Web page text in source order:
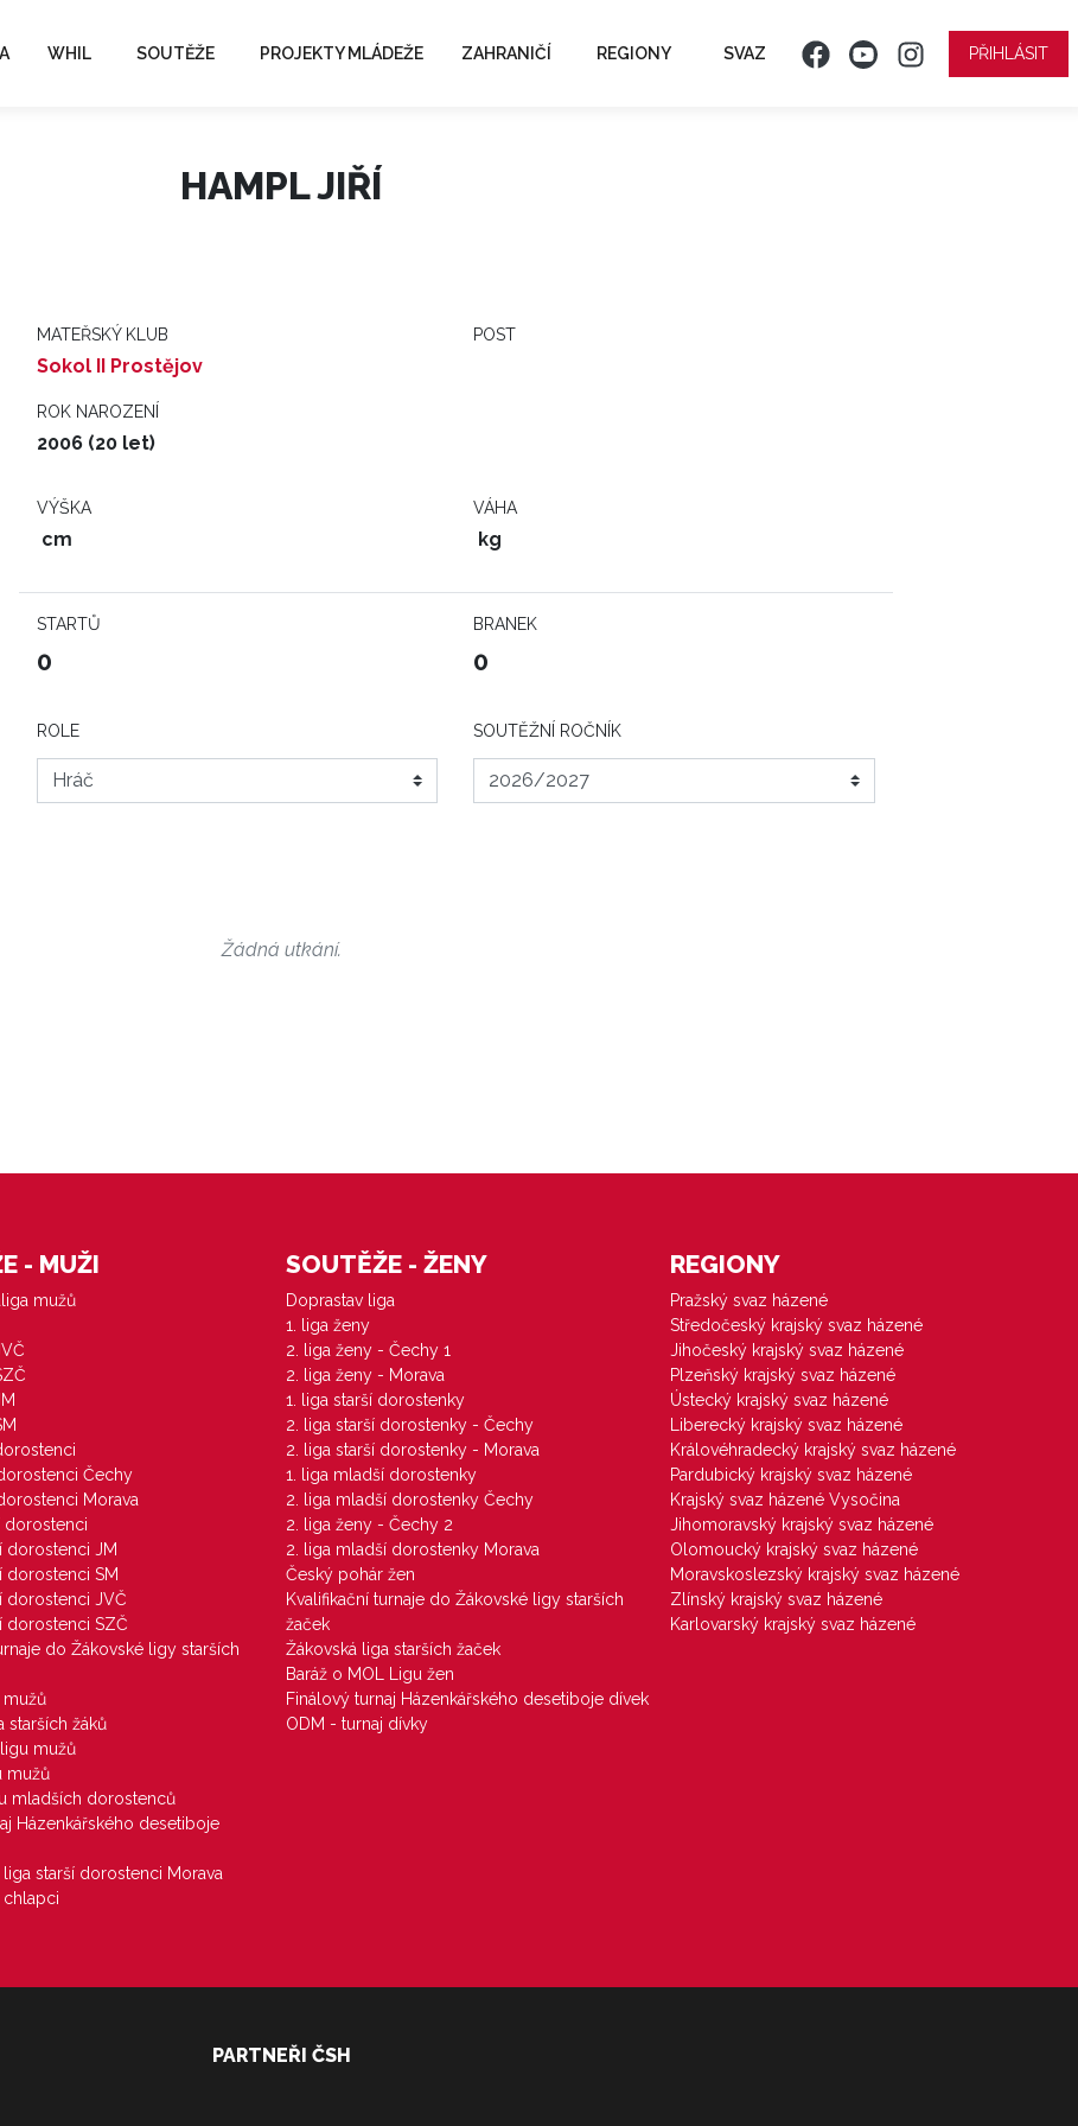
WHIL SOUTĚŽE PROJEKTY MLÁDEŽE ZAHRANIČÍ REGIONY SVAZ PŘIHLÁSIT
HAMPL JIŘÍ
MATEŘSKÝ KLUB
Sokol II Prostějov
POST
ROK NAROZENÍ
2006 (20 let)
VÝŠKA
cm
VÁHA
kg
STARTŮ
0
BRANEK
0
ROLE SOUTĚŽNÍ ROČNÍK
Žádná utkání.
- MUŽI
mužů
Čechy
Morava
dorostenci
dorostenci JM
dorostenci SM
dorostenci JVČ
dorostenci SZČ
do Žákovské ligy starších
mužů
starších žáků
mužů
mužů
mladších dorostenců
Házenkářského desetiboje
liga starší dorostenci Morava
chlapci
SOUTĚŽE - ŽENY
Doprastav liga
1. liga ženy
2. liga ženy - Čechy 1
2. liga ženy - Morava
1. liga starší dorostenky
2. liga starší dorostenky - Čechy
2. liga starší dorostenky - Morava
1. liga mladší dorostenky
2. liga mladší dorostenky Čechy
2. liga ženy - Čechy 2
2. liga mladší dorostenky Morava
Český pohár žen
Kvalifikační turnaje do Žákovské ligy starších
žaček
Žákovská liga starších žaček
Baráž o MOL Ligu žen
Finálový turnaj Házenkářského desetiboje dívek
ODM - turnaj dívky
REGIONY
Pražský svaz házené
Středočeský krajský svaz házené
Jihočeský krajský svaz házené
Plzeňský krajský svaz házené
Ústecký krajský svaz házené
Liberecký krajský svaz házené
Královéhradecký krajský svaz házené
Pardubický krajský svaz házené
Krajský svaz házené Vysočina
Jihomoravský krajský svaz házené
Olomoucký krajský svaz házené
Moravskoslezský krajský svaz házené
Zlínský krajský svaz házené
Karlovarský krajský svaz házené
PARTNEŘI ČSH